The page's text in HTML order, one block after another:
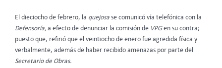
El dieciocho de febrero, la quejosa se comunicó vía telefónica con la
Defensoría, a efecto de denunciar la comisión de VPGen su contra;
puesto que, refirió que el veintiocho de enero fue agredida física y
verbalmente, además de haber recibido amenazas por parte del
Secretario de Obras.